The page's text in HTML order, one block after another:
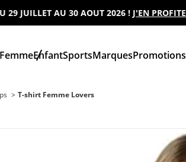
JUILLET AU 30 AOUT 2026 !J'EN PROFITE
FemmeEnfantSportsMarquesPromotions
T-shirt Femme Lovers